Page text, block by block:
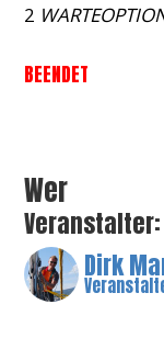
2
BEENDET
Wer
Veranstalter:
Dirk